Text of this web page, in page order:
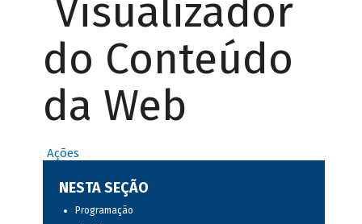
Visualizador
do Conteúdo
da Web
Ações
NESTA SEÇÃO
Programação